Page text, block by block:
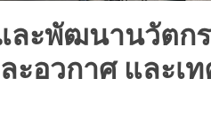
ละพัฒนานวัตก
ะอวกาศ และเ